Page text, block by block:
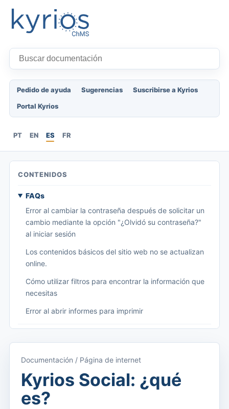
Pedido de ayuda Sugerencias
Suscribirse a Kyrios
Portal Kyrios
PT EN ES FR
CONTENIDOS
FAQs
Error al cambiar la contraseña después de solicitar un
cambio mediante la opción "¿Olvidó su contraseña?"
al iniciar sesión
Los contenidos básicos del sitio web no se actualizan
online.
Cómo utilizar filtros para encontrar la información que
necesitas
Error al abrir informes para imprimir
Acceso a la documentación
Menú principal (aplicaciones)
Cambiar entre suscripciones
Documentación / Página de internet
Kyrios Social: ¿qué
es?